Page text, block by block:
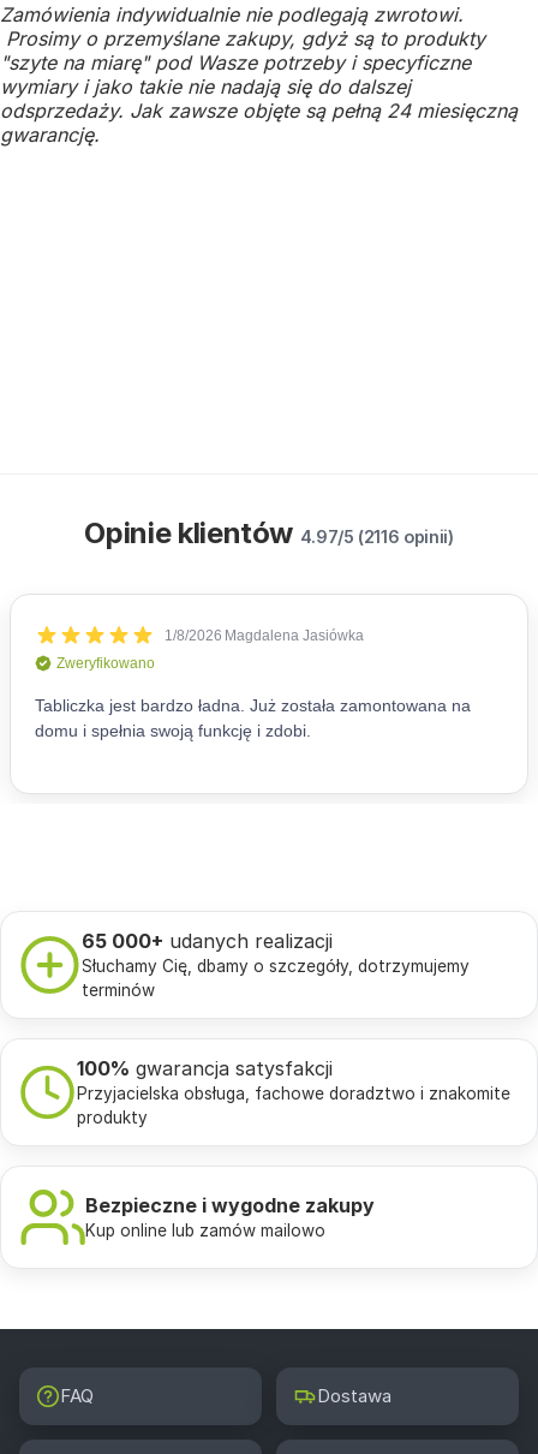
Zamówienia indywidualnie nie podlegają zwrotowi.
Prosimy o przemyślane zakupy, gdyż są to produkty
"szyte na miarę" pod Wasze potrzeby i specyficzne
wymiary i jako takie nie nadają się do dalszej
odsprzedaży. Jak zawsze objęte są pełną 24 miesięczną
gwarancję.
Opinie klientów 4.97/5 (2116 opinii)
65 000+ udanych realizacji
Słuchamy Cię, dbamy o szczegóły, dotrzymujemy
terminów
100% gwarancja satysfakcji
Przyjacielska obsługa, fachowe doradztwo i znakomite
produkty
Bezpieczne i wygodne zakupy
Kup online lub zamów mailowo
FAQ Dostawa